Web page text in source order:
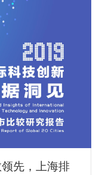
先，上海排